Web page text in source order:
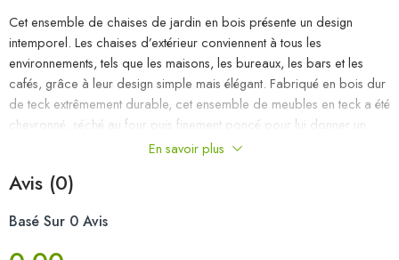
Cet ensemble de chaises de jardin en bois présente un design
intemporel. Les chaises d’extérieur conviennent à tous les
environnements, tels que les maisons, les bureaux, les bars et les
cafés, grâce à leur design simple mais élégant. Fabriqué en bois dur
de teck extrêmement durable, cet ensemble de meubles en teck a été
chevronné, séché au four puis finement poncé pour lui donner un
aspect très lisse. Le bois de teck est connu pour sa résistance
meubles de jardin que tout autre type de bois. Le bois de teck est le
Grâce à la surface sablée, les chaises de salle à manger sont
En savoir plus
Avis (0)
Basé Sur 0 Avis